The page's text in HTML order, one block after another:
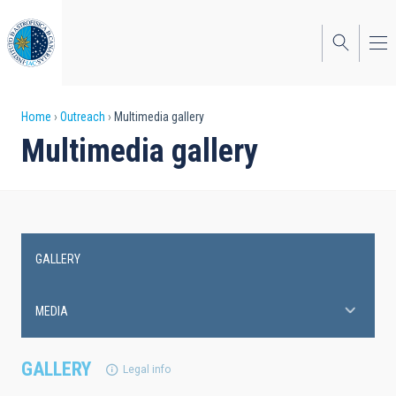
to
main
content
Breadcrumb
Home Outreach Multimedia gallery
Multimedia gallery
GALLERY Legal info
navigation
GALLERY
MEDIA